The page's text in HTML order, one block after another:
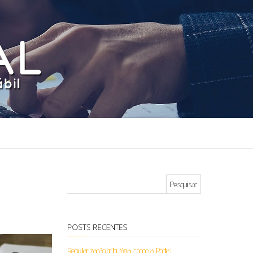
POSTS RECENTES
Regularização tributária: como a Portal